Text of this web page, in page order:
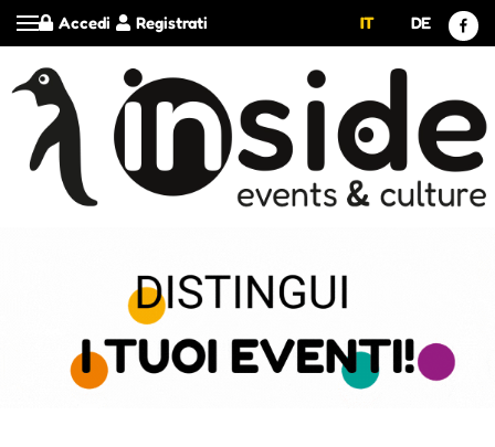
Registrati
Accedi IT DE